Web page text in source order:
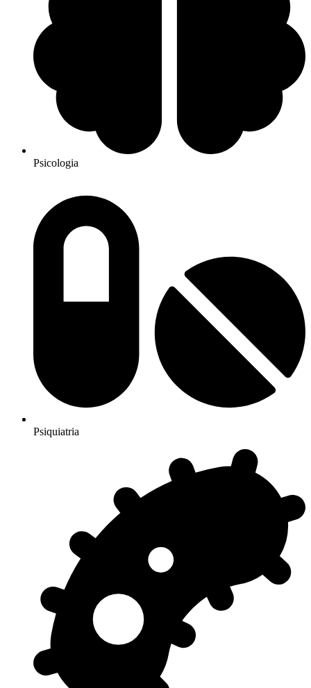
Psicologia
Psiquiatria